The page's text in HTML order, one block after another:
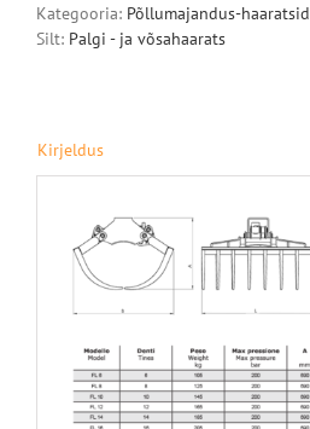
Kategooria: Põllumajandus-haaratsid
Silt: Palgi - ja võsahaarats
Kirjeldus